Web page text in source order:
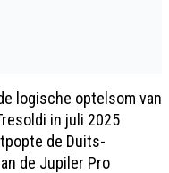
logische optelsom van
in juli 2025
de Duits-
de Jupiler Pro